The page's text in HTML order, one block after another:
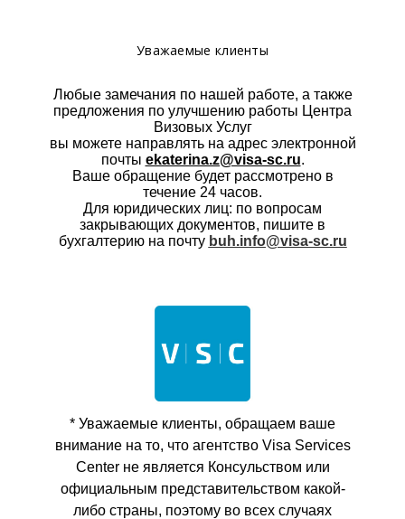
Уважаемые клиенты
Любые замечания по нашей работе, а также
предложения по улучшению работы Центра
Визовых Услуг
вы можете направлять на адрес электронной
почты ekaterina.z@visa-sc.ru.
Ваше обращение будет рассмотрено в
течение 24 часов.
Для юридических лиц: по вопросам
закрывающих документов, пишите в
бухгалтерию на почту buh.info@visa-sc.ru
* Уважаемые клиенты, обращаем ваше
внимание на то, что агентство Visa Services
Center не является Консульством или
официальным представительством какой-
либо страны, поэтому во всех случаях